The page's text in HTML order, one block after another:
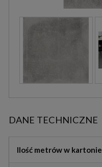
DANE TECHNICZNE
Ilość metrów w kartonie